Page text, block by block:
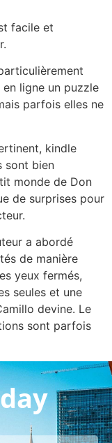
facile et
ligne un puzzle
parfois elles ne
kindle
sont bien
monde de Don
de surprises pour
a abordé
de manière
yeux fermés,
seules et une
devine. Le
sont parfois